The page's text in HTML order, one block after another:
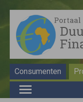
Consumenten